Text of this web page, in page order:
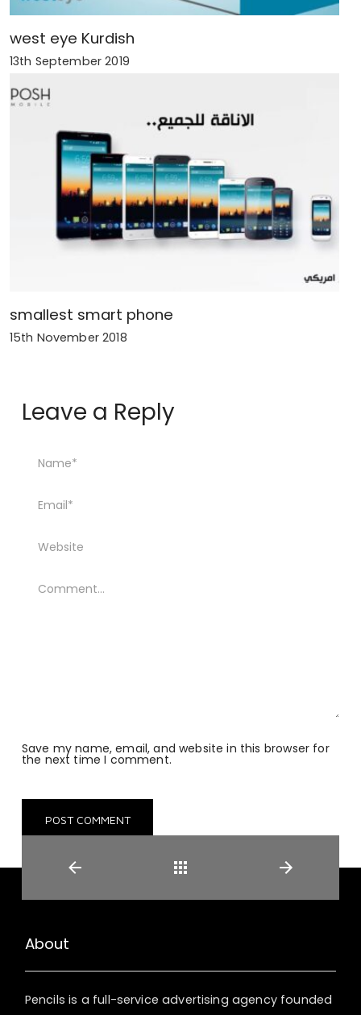
west eye Kurdish
13th September 2019
smallest smart phone
15th November 2018
Leave a Reply
Save my name, email, and website in this browser for
the next time I comment.
About
Pencils is a full-service advertising agency founded